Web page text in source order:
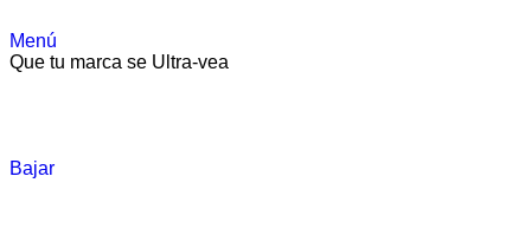
Menú
Que tu marca se Ultra-vea
Bajar